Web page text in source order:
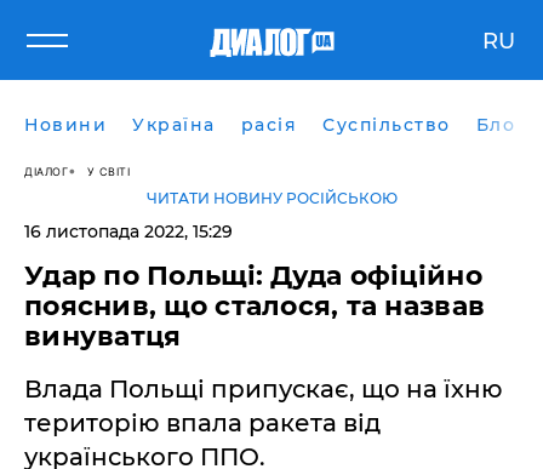
RU
Новини Україна расія Суспільство Блоги
ДІАЛОГ У СВІТІ
ЧИТАТИ НОВИНУ РОСІЙСЬКОЮ
16 листопада 2022, 15:29
Удар по Польщі: Дуда офіційно
пояснив, що сталося, та назвав
винуватця
Влада Польщі припускає, що на їхню
територію впала ракета від
українського ППО.